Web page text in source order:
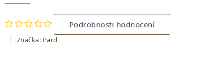
Průměrné
hodnocení
produktu
je
Podrobnosti hodnocení
Značka: Pard